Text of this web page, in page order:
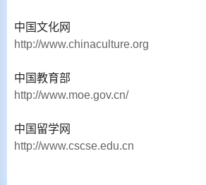
中国文化网
http://www.chinaculture.org
中国教育部
http://www.moe.gov.cn/
中国留学网
http://www.cscse.edu.cn